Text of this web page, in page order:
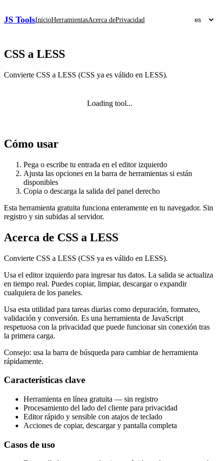
JS ToolsInicioHerramientasAcerca dePrivacidad
CSS a LESS
Convierte CSS a LESS (CSS ya es válido en LESS).
Loading tool...
Cómo usar
Pega o escribe tu entrada en el editor izquierdo
Ajusta las opciones en la barra de herramientas si están
disponibles
Copia o descarga la salida del panel derecho
Esta herramienta gratuita funciona enteramente en tu navegador. Sin
registro y sin subidas al servidor.
Acerca de CSS a LESS
Convierte CSS a LESS (CSS ya es válido en LESS).
Usa el editor izquierdo para ingresar tus datos. La salida se actualiza
en tiempo real. Puedes copiar, limpiar, descargar o expandir
cualquiera de los paneles.
Usa esta utilidad para tareas diarias como depuración, formateo,
validación y conversión. Es una herramienta de JavaScript
respetuosa con la privacidad que puede funcionar sin conexión tras
la primera carga.
Consejo: usa la barra de búsqueda para cambiar de herramienta
rápidamente.
Características clave
Herramienta en línea gratuita — sin registro
Procesamiento del lado del cliente para privacidad
Editor rápido y sensible con atajos de teclado
Acciones de copiar, descargar y pantalla completa
Casos de uso